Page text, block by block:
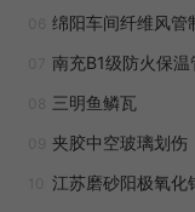
技术赋能是福塑
特性，团队提供从
绵阳车间纤维风管
南充B1级防火保温
三明鱼鳞瓦
夹胶中空玻璃划伤
江苏磨砂阳极氧化